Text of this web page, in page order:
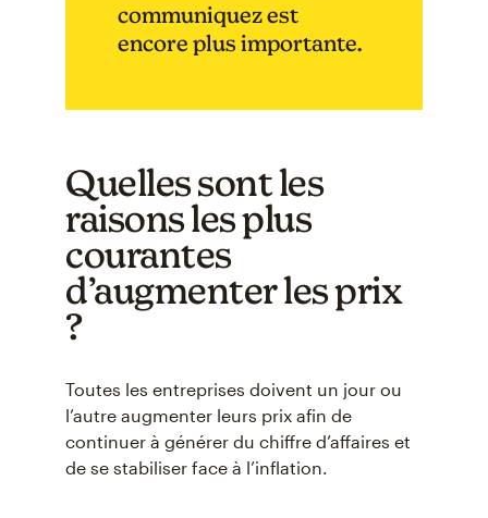
communiquez est
encore plus importante.
Quelles sont les
raisons les plus
courantes
d’augmenter les prix
?
Toutes les entreprises doivent un jour ou
l’autre augmenter leurs prix afin de
continuer à générer du chiffre d’affaires et
de se stabiliser face à l’inflation.